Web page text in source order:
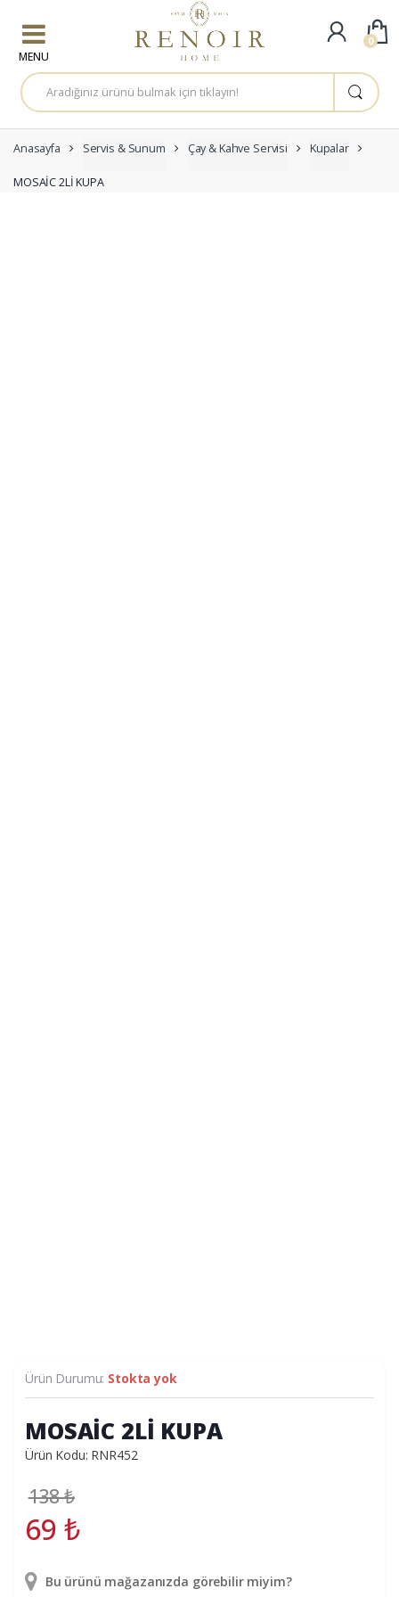
A
r
a
a
:
Anasayfa Servis & Sunum Çay & Kahve Servisi Kupalar
MOSAİC 2Lİ KUPA
Ürün Durumu: Stokta yok
MOSAİC 2Lİ KUPA
Ürün Kodu: RNR452
138₺
69 ₺
Bu ürünü mağazanızda görebilir miyim?
0